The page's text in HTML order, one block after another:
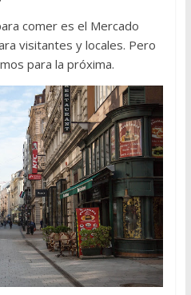
comer es el Mercado
visitantes y locales. Pero
para la próxima.